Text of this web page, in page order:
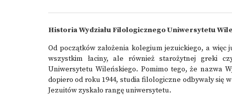
Historia Wydziału Filologicznego Uniwersytetu
Od początków założenia kolegium jezuickiego, a
wszystkim łaciny, ale również starożytnej greki
Uniwersytetu Wileńskiego. Pomimo tego, że nazwa
dopiero od roku 1944, studia filologiczne odbywały się
Jezuitów zyskało rangę uniwersytetu.